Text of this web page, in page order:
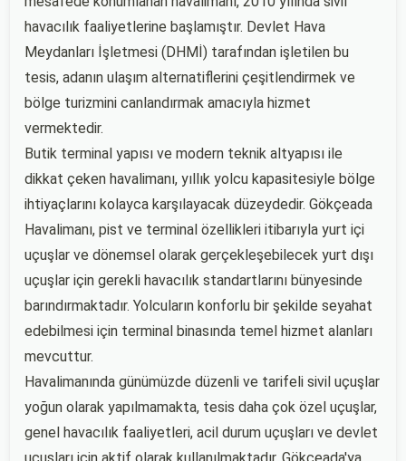
havacılık faaliyetlerine başlamıştır. Devlet Hava
Meydanları İşletmesi (DHMİ) tarafından işletilen bu
tesis, adanın ulaşım alternatiflerini çeşitlendirmek ve
bölge turizmini canlandırmak amacıyla hizmet
vermektedir.
Butik terminal yapısı ve modern teknik altyapısı ile
dikkat çeken havalimanı, yıllık yolcu kapasitesiyle bölge
ihtiyaçlarını kolayca karşılayacak düzeydedir. Gökçeada
Havalimanı, pist ve terminal özellikleri itibarıyla yurt içi
uçuşlar ve dönemsel olarak gerçekleşebilecek yurt dışı
uçuşlar için gerekli havacılık standartlarını bünyesinde
barındırmaktadır. Yolcuların konforlu bir şekilde seyahat
edebilmesi için terminal binasında temel hizmet alanları
mevcuttur.
Havalimanında günümüzde düzenli ve tarifeli sivil uçuşlar
yoğun olarak yapılmamakta, tesis daha çok özel uçuşlar,
genel havacılık faaliyetleri, acil durum uçuşları ve devlet